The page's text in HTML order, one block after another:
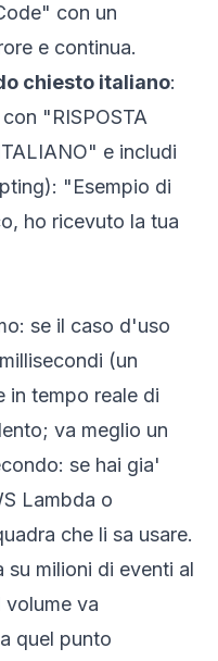
con un
e continua.
chiesto italiano:
"RISPOSTA
e includi
"Esempio di
ho ricevuto la tua
se il caso d'uso
(un
in tempo reale di
va meglio un
se hai gia'
Lambda o
che li sa usare.
milioni di eventi al
volume va
quel punto